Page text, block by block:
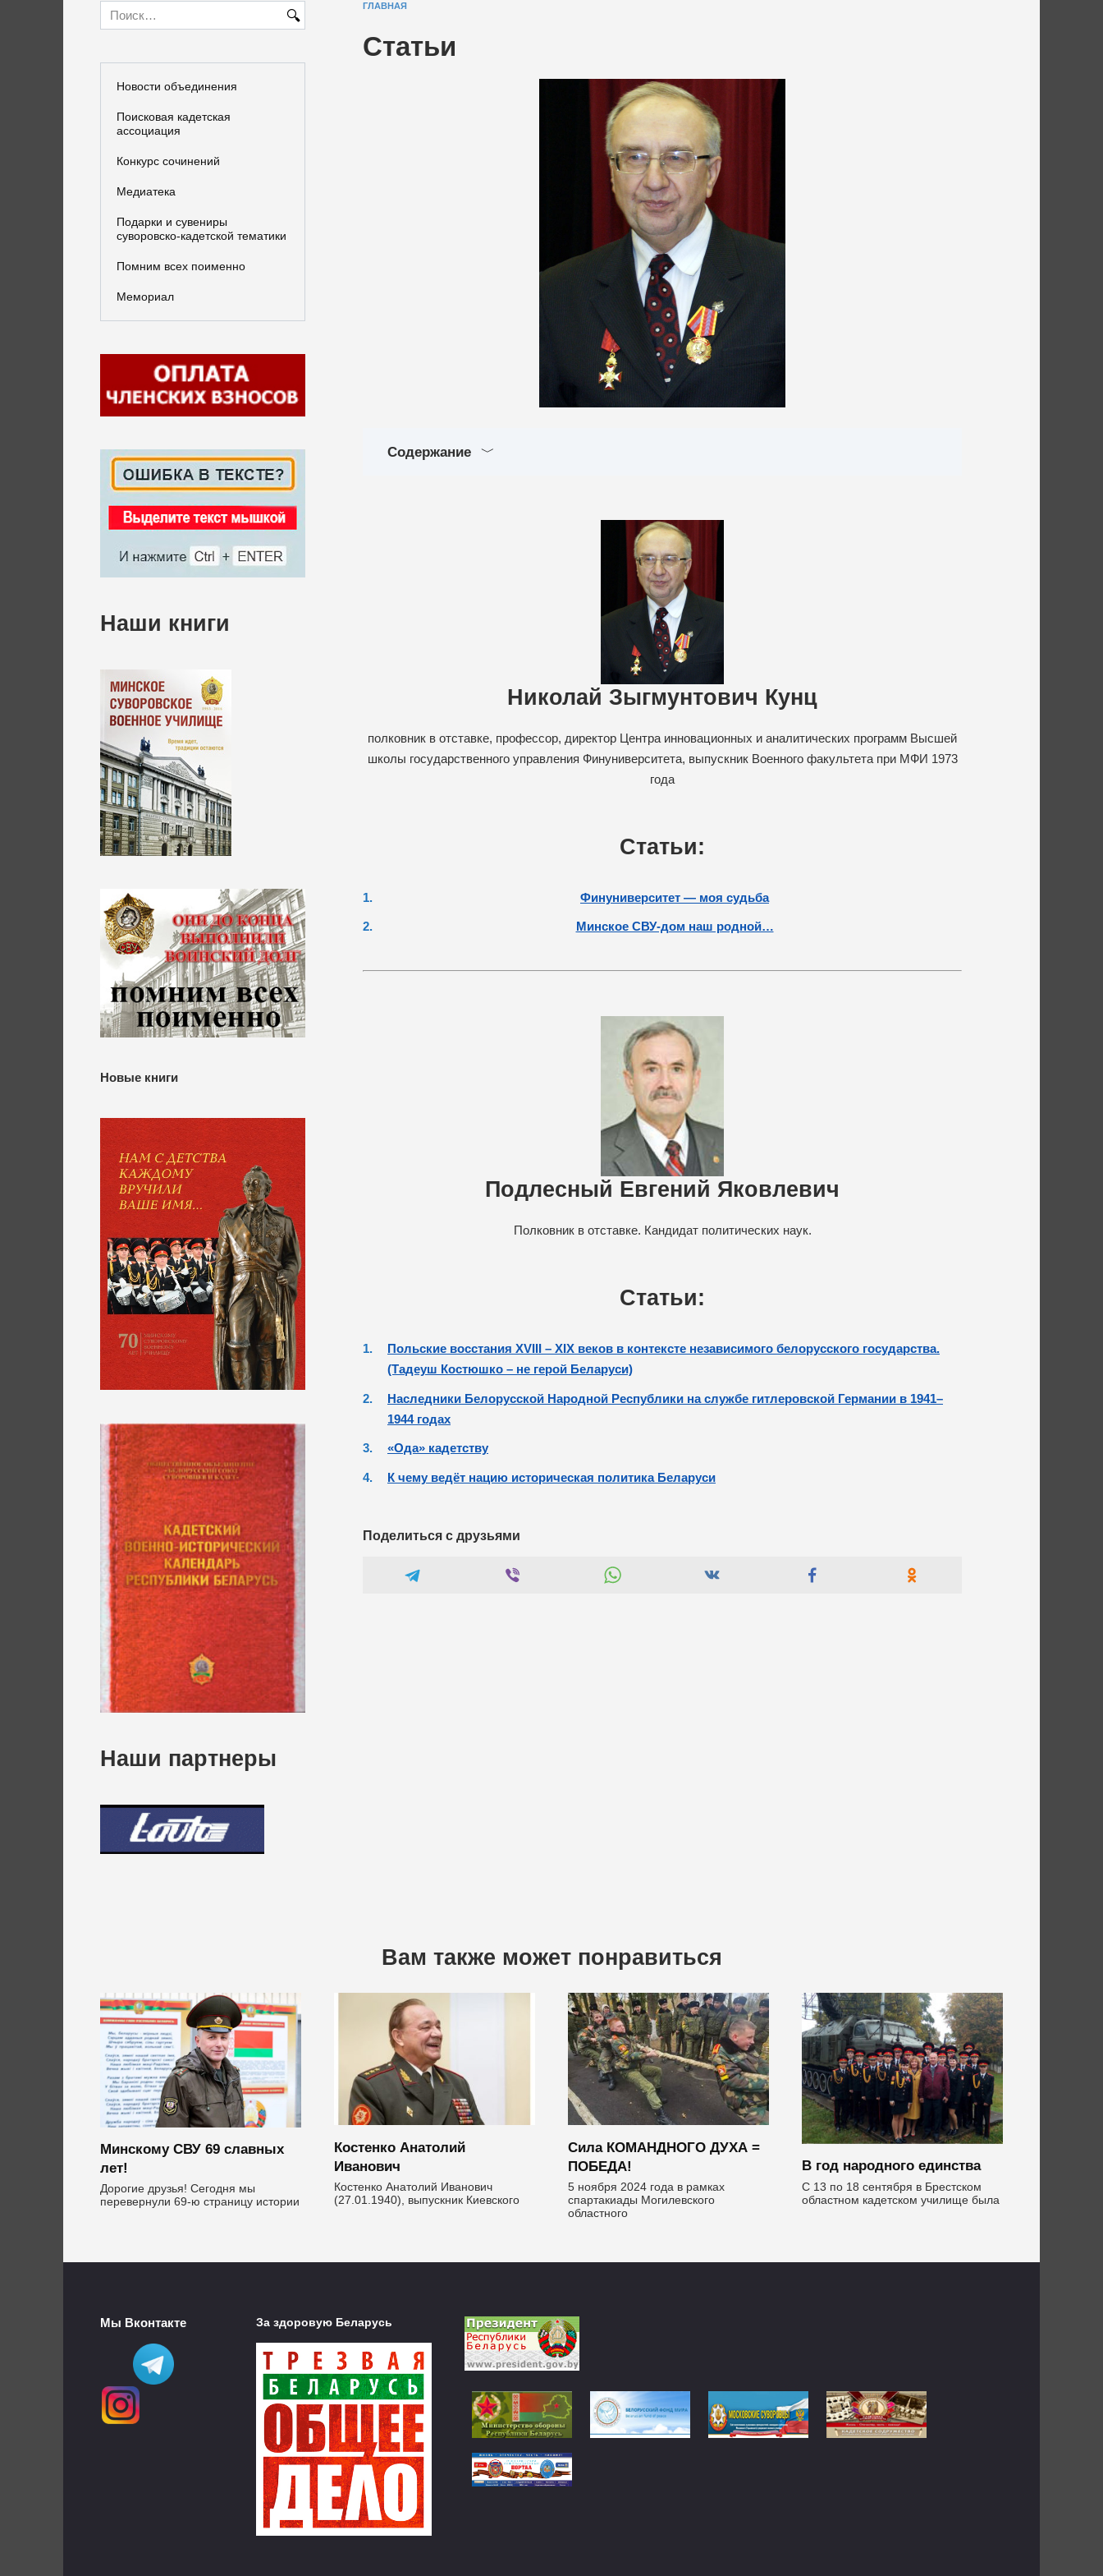
ГЛАВНАЯ
Статьи
Содержание
Николай Зыгмунтович Кунц
полковник в отставке, профессор, директор Центра инновационных и аналитических программ Высшей
школы государственного управления Финуниверситета, выпускник Военного факультета при МФИ 1973
года
Статьи:
Финуниверситет — моя судьба
Минское СВУ-дом наш родной…
Подлесный Евгений Яковлевич
Полковник в отставке. Кандидат политических наук.
Статьи:
Польские восстания XVIII – XIX веков в контексте независимого белорусского государства.
(Тадеуш Костюшко – не герой Беларуси)
Наследники Белорусской Народной Республики на службе гитлеровской Германии в 1941–
1944 годах
«Ода» кадетству
К чему ведёт нацию историческая политика Беларуси
Поделиться с друзьями
for:
Новости объединения
Поисковая кадетская
ассоциация
Конкурс сочинений
Медиатека
Подарки и сувениры
суворовско-кадетской тематики
Помним всех поименно
Мемориал
Наши книги
Новые книги
Наши партнеры
Вам также может понравиться
Минскому СВУ 69 славных
лет!
Дорогие друзья! Сегодня мы
перевернули 69-ю страницу истории
Костенко Анатолий
Иванович
Костенко Анатолий Иванович
(27.01.1940), выпуск­ник Киевского
Сила КОМАНДНОГО ДУХА =
ПОБЕДА!
5 ноября 2024 года в рамках
спартакиады Могилевского
областного
В год народного единства
С 13 по 18 сентября в Брестском
областном кадетском училище была
Мы Вконтакте За здоровую Беларусь